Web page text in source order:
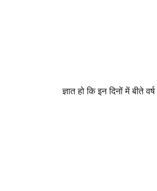
ज्ञात हो कि इन दिनों में बीते